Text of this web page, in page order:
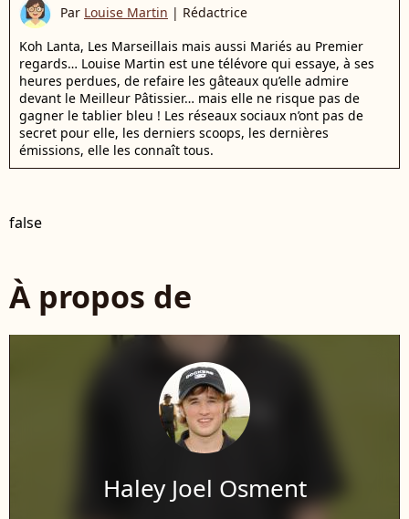
Par Louise Martin | Rédactrice
Koh Lanta, Les Marseillais mais aussi Mariés au Premier
regards… Louise Martin est une télévore qui essaye, à ses
heures perdues, de refaire les gâteaux qu’elle admire
devant le Meilleur Pâtissier… mais elle ne risque pas de
gagner le tablier bleu ! Les réseaux sociaux n’ont pas de
secret pour elle, les derniers scoops, les dernières
émissions, elle les connaît tous.
false
À propos de
Haley Joel Osment